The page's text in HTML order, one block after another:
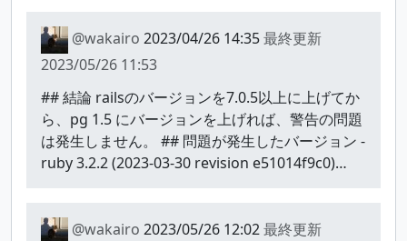
@wakairo 2023/04/26 14:35最終更新
2023/05/26 11:53
## 結論 railsのバージョンを7.0.5以上に上げてか
ら、pg 1.5 にバージョンを上げれば、警告の問題
は発生しません。 ## 問題が発生したバージョン -
ruby 3.2.2 (2023-03-30 revision e51014f9c0)…
@wakairo 2023/05/26 12:02最終更新